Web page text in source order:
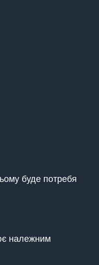
буде потребя
належним